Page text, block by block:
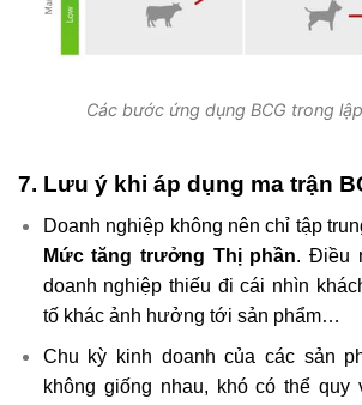
Các bước ứng dụng BCG trong
7. Lưu ý khi áp dụng ma trận
Doanh nghiệp không nên chỉ tập
Mức tăng trưởng Thị phần. Điều
doanh nghiệp thiếu đi cái nhìn
tố khác ảnh hưởng tới sản phẩm…
Chu kỳ kinh doanh của các sản
không giống nhau, khó có thể quy